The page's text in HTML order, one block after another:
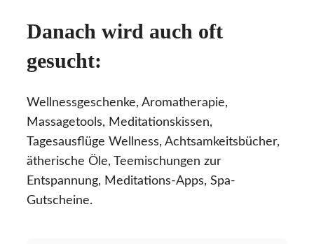
Danach wird auch oft
gesucht:
Wellnessgeschenke, Aromatherapie,
Massagetools, Meditationskissen,
Tagesausflüge Wellness, Achtsamkeitsbücher,
ätherische Öle, Teemischungen zur
Entspannung, Meditations-Apps, Spa-
Gutscheine.